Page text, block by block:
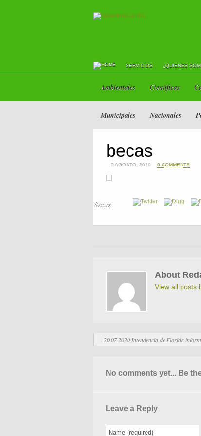
SERVICIOS ¿QUIENES
Ambientales Científicas
Municipales Nacionales
becas
5 AGOSTO, 2020 0 COMMENTS
Share
About
View all posts
20.07.2020 Intendencia de Florida
No comments yet... Be
Leave a Reply